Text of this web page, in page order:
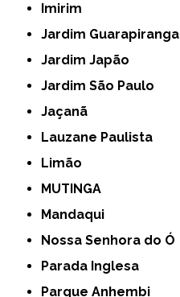
Imirim
Jardim Guarapiranga
Jardim Japão
Jardim São Paulo
Jaçanã
Lauzane Paulista
Limão
MUTINGA
Mandaqui
Nossa Senhora do Ó
Parada Inglesa
Parque Anhembi